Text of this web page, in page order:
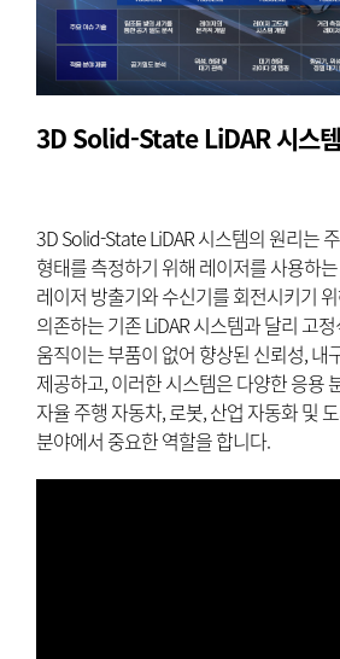
3D Solid-State LiDAR 시스
3D Solid-State LiDAR 시스템의 원리는
형태를 측정하기 위해 레이저를 사용하
레이저 방출기와 수신기를 회전시키기
의존하는 기존 LiDAR 시스템과 달리 고
움직이는 부품이 없어 향상된 신뢰성, 내
제공하고, 이러한 시스템은 다양한 응용
자율 주행 자동차, 로봇, 산업 자동화 및
분야에서 중요한 역할을 합니다.